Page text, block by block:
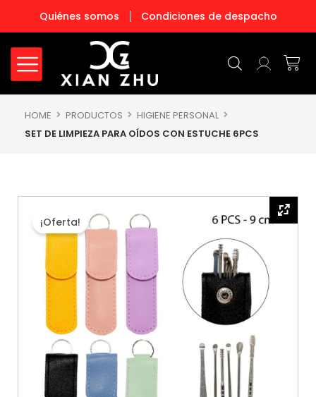
contenido
Quiénes somos Condiciones de despacho
HOME PRODUCTOS
HIGIENE PERSONAL
SET DE LIMPIEZA PARA OÍDOS CON ESTUCHE 6PCS
¡Oferta!